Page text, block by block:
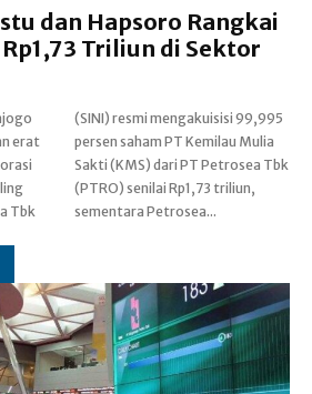
dan Hapsoro Rangkai
Triliun di Sektor
erat
Tbk
Mulia
Tbk
sementara Petrosea...